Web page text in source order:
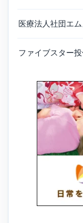
医療法人社団エ
ファイブスター